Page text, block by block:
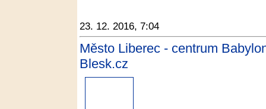
23. 12. 2016, 7:04
Město Liberec - centrum
Blesk.cz